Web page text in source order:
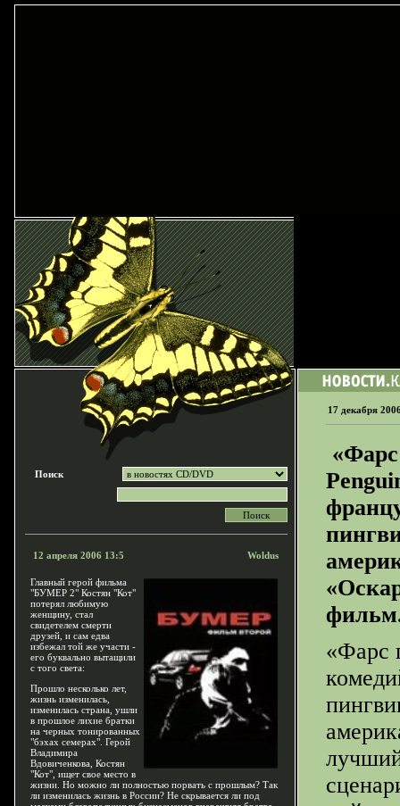
Поиск
12 апреля 2006 13:5 Woldus
Главный герой фильма
"БУМЕР 2" Костян "Кот"
потерял любимую
женщину, стал
свидетелем смерти
друзей, и сам едва
избежал той же участи -
его буквально вытащили
с того света:
Прошло несколько лет,
жизнь изменилась,
изменилась страна, ушли
в прошлое лихие братки
на черных тонированных
"бэхах семерах". Герой
Владимира
Вдовиченкова, Костян
"Кот", ищет свое место в
жизни. Но можно ли полностью порвать с прошлым? Так
ли изменилась жизнь в России? Не скрывается ли под
17 декабря
«Фарс